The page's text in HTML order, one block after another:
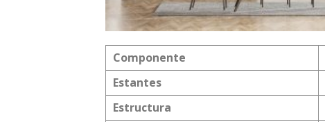
Componente
Estantes
Estructura